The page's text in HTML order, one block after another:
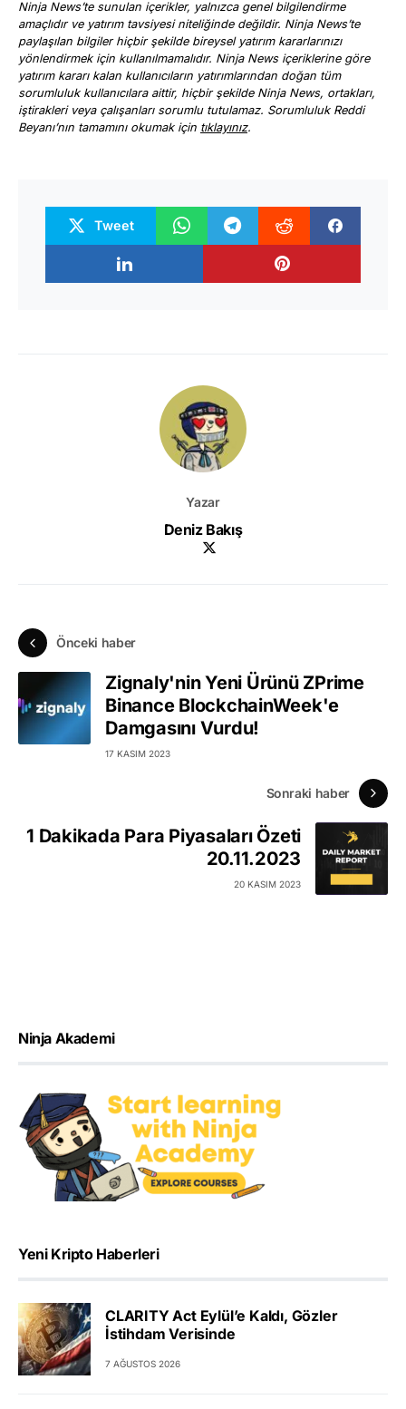
Ninja News’te sunulan içerikler, yalnızca genel bilgilendirme
amaçlıdır ve yatırım tavsiyesi niteliğinde değildir. Ninja News’te
paylaşılan bilgiler hiçbir şekilde bireysel yatırım kararlarınızı
yönlendirmek için kullanılmamalıdır. Ninja News içeriklerine göre
yatırım kararı kalan kullanıcıların yatırımlarından doğan tüm
sorumluluk kullanıcılara aittir, hiçbir şekilde Ninja News, ortakları,
iştirakleri veya çalışanları sorumlu tutulamaz. Sorumluluk Reddi
Beyanı’nın tamamını okumak için tıklayınız.
Tweet
Yazar
Deniz Bakış
Önceki haber
Zignaly'nin Yeni Ürünü ZPrime
Binance BlockchainWeek'e
Damgasını Vurdu!
17 KASIM 2023
Sonraki haber
1 Dakikada Para Piyasaları Özeti
20.11.2023
20 KASIM 2023
Ninja Akademi
Yeni Kripto Haberleri
CLARITY Act Eylül’e Kaldı, Gözler
İstihdam Verisinde
7 AĞUSTOS 2026